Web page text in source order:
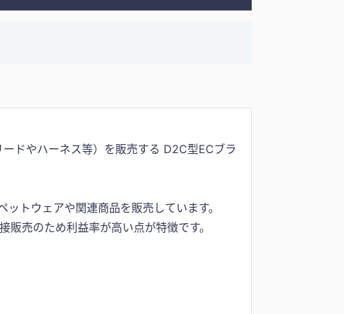
ドやハーネス等）を販売する D2C型ECブラ
トウェアや関連商品を販売しています。
売のため利益率が高い点が特徴です。